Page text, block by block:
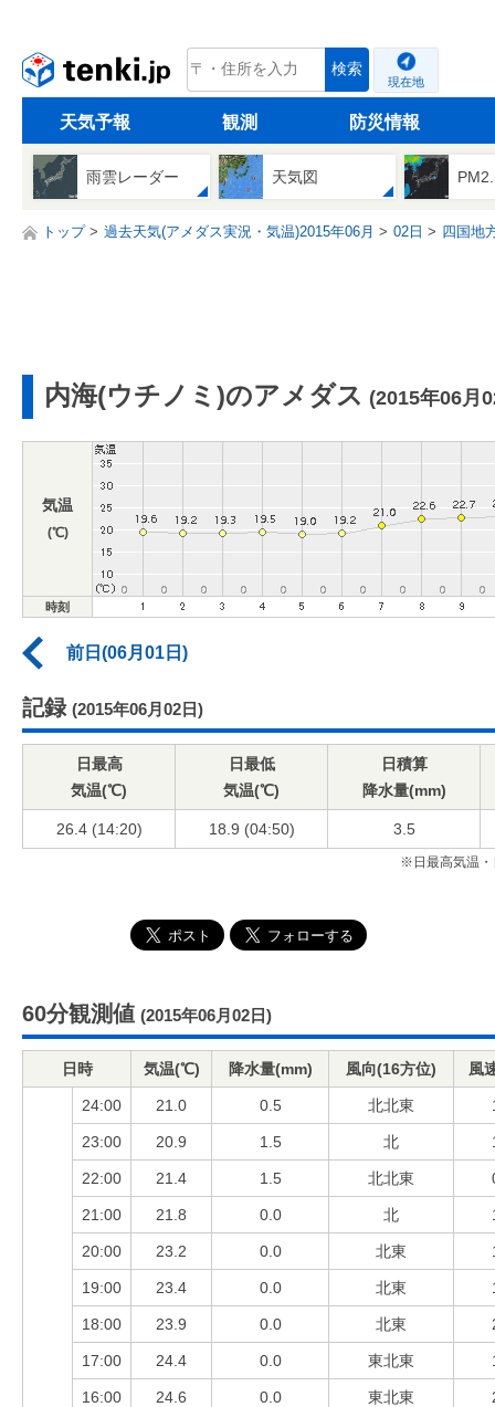
tenki.jp 検索
現在地
天気予報 観測 防災情報
雨雲レーダー 天気図
トップ 過去天気(アメダス実況・気温)2015年06月 02日 四国地
内海(ウチノミ)のアメダス (2015年06月
気温
(℃)
時刻
前日(06月01日)
記録 (2015年06月02日)
日最高
気温(℃)
日最低
気温(℃)
日積算
降水量(mm)
26.4 (14:20) 18.9 (04:50) 3.5
※日最高気温・
60分観測値 (2015年06月02日)
日時 気温(℃) 降水量(mm) 風向(16方位) 風
24:00 21.0 0.5 北北東
23:00 20.9 1.5 北
22:00 21.4 1.5 北北東
21:00 21.8 0.0 北
20:00 23.2 0.0 北東
19:00 23.4 0.0 北東
18:00 23.9 0.0 北東
17:00 24.4 0.0 東北東
16:00 24.6 0.0 東北東